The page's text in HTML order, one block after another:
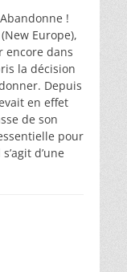
Abandonne !
Europe),
encore dans
la décision
Depuis
en effet
de son
pour
d’une